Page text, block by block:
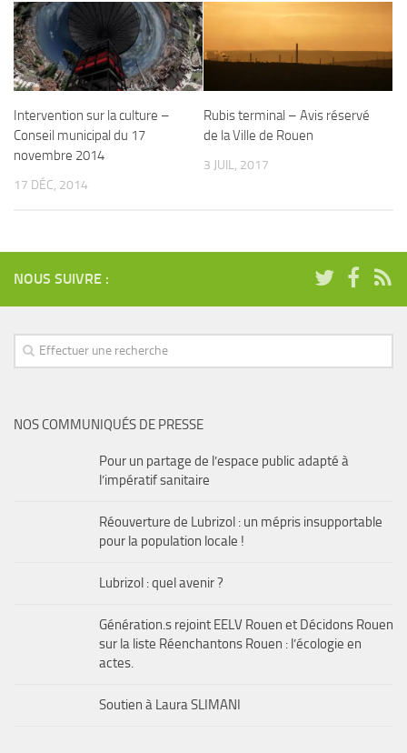
Intervention sur la culture –
Conseil municipal du 17
novembre 2014
17 DÉC, 2014
Rubis terminal – Avis réservé
de la Ville de Rouen
3 JUIL, 2017
NOUS SUIVRE :
NOS COMMUNIQUÉS DE PRESSE
Pour un partage de l’espace public adapté à
l’impératif sanitaire
Réouverture de Lubrizol : un mépris insupportable
pour la population locale !
Lubrizol : quel avenir ?
Génération.s rejoint EELV Rouen et Décidons Rouen
sur la liste Réenchantons Rouen : l’écologie en
actes.
Soutien à Laura SLIMANI